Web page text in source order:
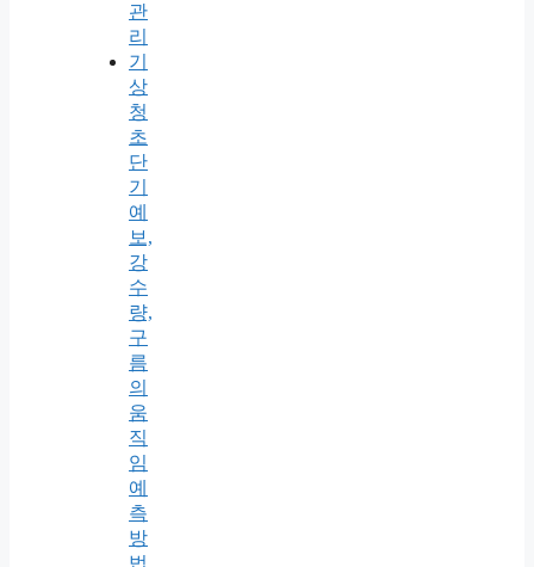
관
리
기
상
청
초
단
기
예
보,
강
수
량,
구
름
의
움
직
임
예
측
방